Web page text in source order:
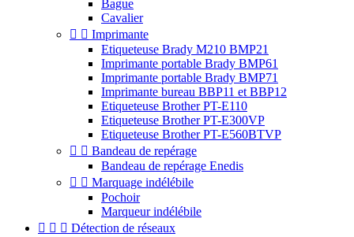
Bague
Cavalier
  Imprimante
Etiqueteuse Brady M210 BMP21
Imprimante portable Brady BMP61
Imprimante portable Brady BMP71
Imprimante bureau BBP11 et BBP12
Etiqueteuse Brother PT-E110
Etiqueteuse Brother PT-E300VP
Etiqueteuse Brother PT-E560BTVP
  Bandeau de repérage
Bandeau de repérage Enedis
  Marquage indélébile
Pochoir
Marqueur indélébile
   Détection de réseaux